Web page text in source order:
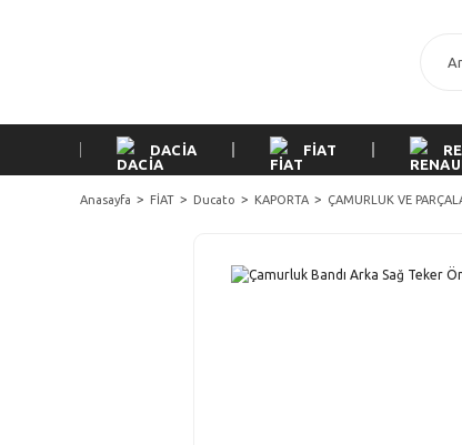
DACİA FİAT
Anasayfa FİAT Ducato KAPORTA ÇAMURLUK VE